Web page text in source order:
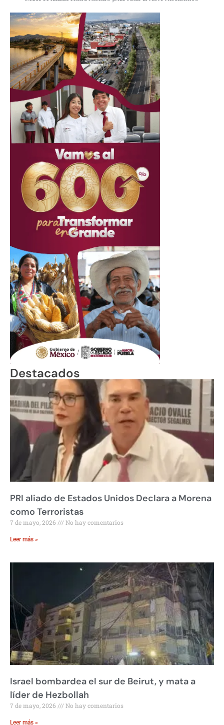
Destacados
PRI aliado de Estados Unidos Declara a Morena
como Terroristas
7 de mayo, 2026 No hay comentarios
Leer más »
Israel bombardea el sur de Beirut, y mata a
líder de Hezbollah
7 de mayo, 2026 No hay comentarios
Leer más »